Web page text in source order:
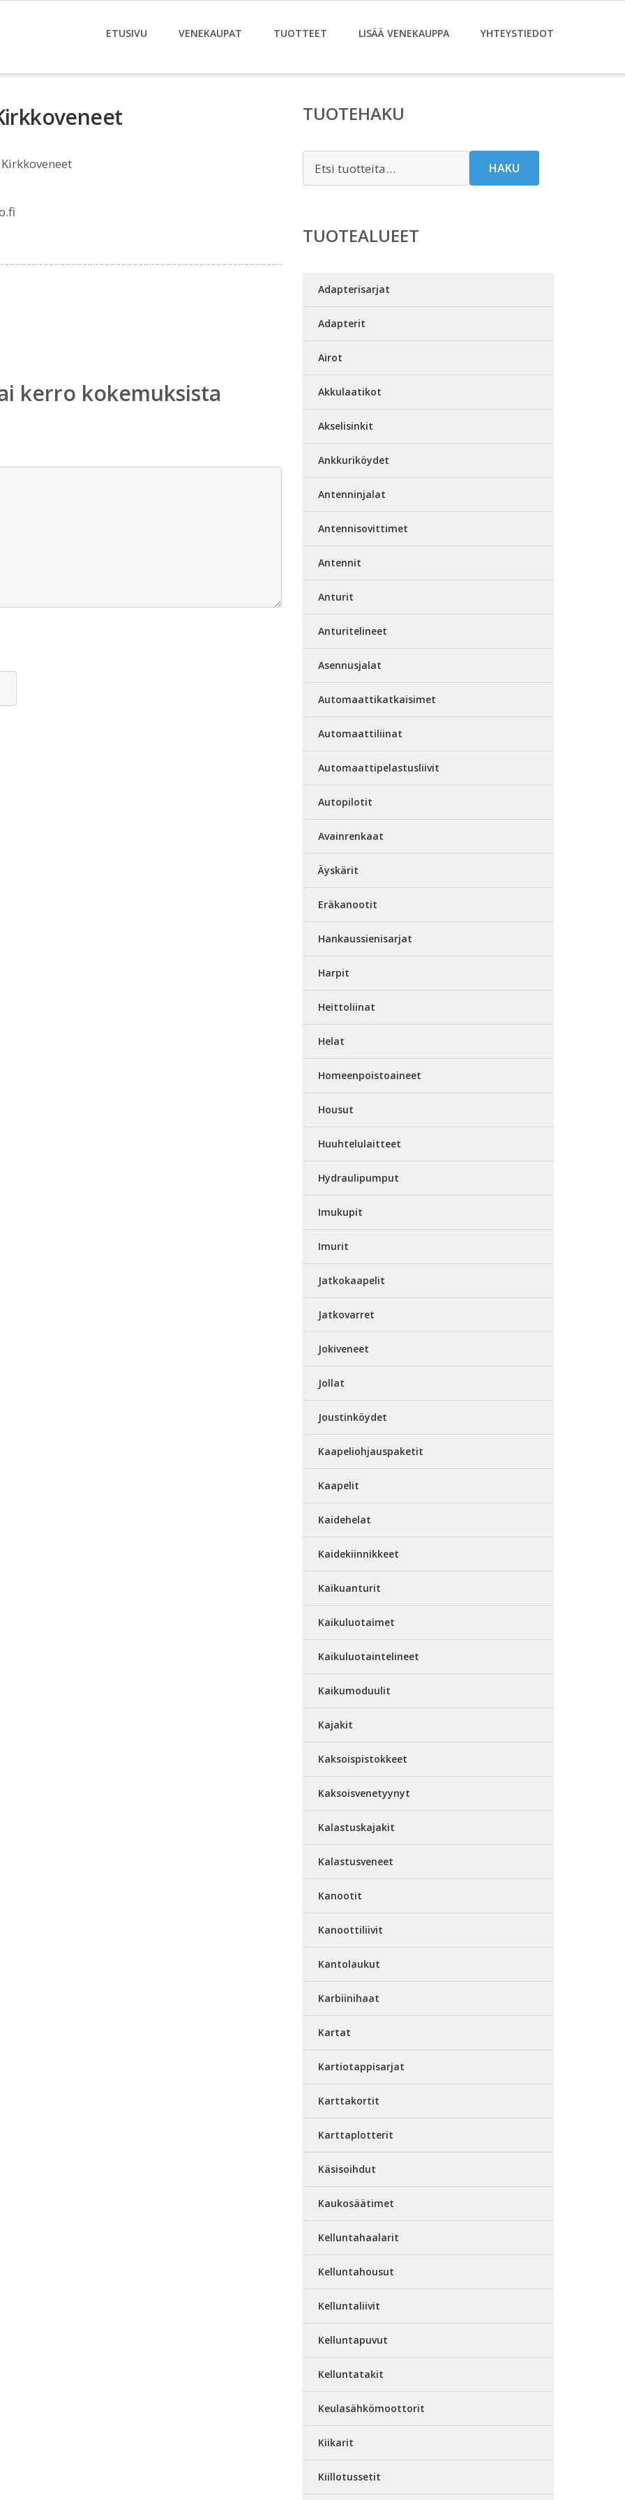
ETUSIVU VENEKAUPAT TUOTTEET LISÄÄ VENEKAUPPA YHTEYSTIEDOT
kerro kokemuksista
TUOTEHAKU
HAKU
TUOTEALUEET
Adapterisarjat
Adapterit
Airot
Akkulaatikot
Akselisinkit
Ankkuriköydet
Antenninjalat
Antennisovittimet
Antennit
Anturit
Anturitelineet
Asennusjalat
Automaattikatkaisimet
Automaattiliinat
Automaattipelastusliivit
Autopilotit
Avainrenkaat
Äyskärit
Eräkanootit
Hankaussienisarjat
Harpit
Heittoliinat
Helat
Homeenpoistoaineet
Housut
Huuhtelulaitteet
Hydraulipumput
Imukupit
Imurit
Jatkokaapelit
Jatkovarret
Jokiveneet
Jollat
Joustinköydet
Kaapeliohjauspaketit
Kaapelit
Kaidehelat
Kaidekiinnikkeet
Kaikuanturit
Kaikuluotaimet
Kaikuluotaintelineet
Kaikumoduulit
Kajakit
Kaksoispistokkeet
Kaksoisvenetyynyt
Kalastuskajakit
Kalastusveneet
Kanootit
Kanoottiliivit
Kantolaukut
Karbiinihaat
Kartat
Kartiotappisarjat
Karttakortit
Karttaplotterit
Käsisoihdut
Kaukosäätimet
Kelluntahaalarit
Kelluntahousut
Kelluntaliivit
Kelluntapuvut
Kelluntatakit
Keulasähkömoottorit
Kiikarit
Kiillotussetit